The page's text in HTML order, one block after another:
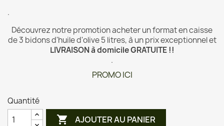
.
Découvrez notre promotion acheter un format en caisse
de 3 bidons d'huile d'olive 5 litres, à un prix exceptionnel et
LIVRAISON à domicile GRATUITE !!
.
PROMO ICI
Quantité
 AJOUTER AU PANIER